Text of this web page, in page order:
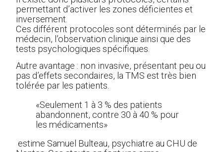
permettant d’activer les zones déficientes et
inversement.
Ces différent protocoles sont déterminés par le
médecin, l’observation clinique ainsi que des
tests psychologiques spécifiques.
Autre avantage : non invasive, présentant peu ou
pas d’effets secondaires, la TMS est très bien
tolérée par les patients.
«Seulement 1 à 3 % des patients
abandonnent, contre 30 à 40 % pour
les médicaments»
estime Samuel Bulteau, psychiatre au CHU de